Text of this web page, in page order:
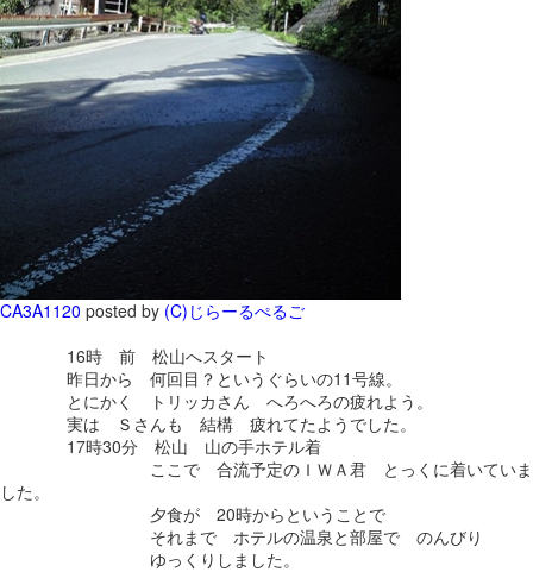
CA3A1120 posted by (C)じらーるぺるご
16時 前 松山へスタート
昨日から 何回目？というぐらいの11号線。
とにかく トリッカさん へろへろの疲れよう。
実は Ｓさんも 結構 疲れてたようでした。
17時30分 松山 山の手ホテル着
ここで 合流予定のＩＷＡ君 とっくに着いていま
した。
夕食が 20時からということで
それまで ホテルの温泉と部屋で のんびり
ゆっくりしました。